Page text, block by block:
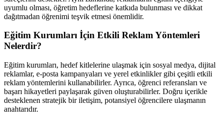
uyumlu olması, öğretim hedeflerine katkıda bulunması ve dikkat
dağıtmadan öğrenimi teşvik etmesi önemlidir.
Eğitim Kurumları İçin Etkili Reklam Yöntemleri
Nelerdir?
Eğitim kurumları, hedef kitlelerine ulaşmak için sosyal medya, dijital
reklamlar, e-posta kampanyaları ve yerel etkinlikler gibi çeşitli etkili
reklam yöntemlerini kullanabilirler. Ayrıca, öğrenci referansları ve
başarı hikayetleri paylaşarak güven oluşturabilirler. Doğru içerikle
desteklenen stratejik bir iletişim, potansiyel öğrencilere ulaşmanın
anahtarıdır.